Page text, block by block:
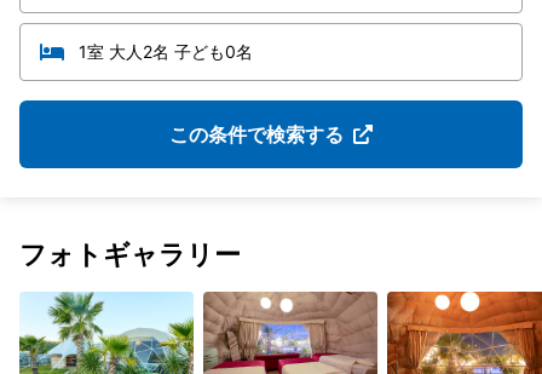
1室 大人2名 子ども0名
この条件で検索する
フォトギャラリー